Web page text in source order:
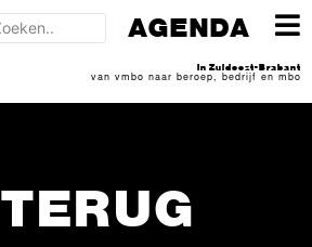
TERUG
AGENDA
In Zuidoost-Brabant
van vmbo naar beroep, bedrijf en mbo